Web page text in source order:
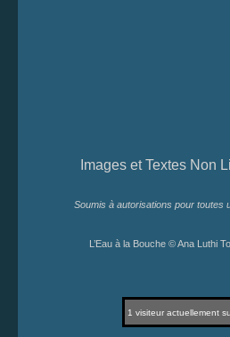
Images et Textes Non
Soumis à autorisations pour toutes
L’Eau à la Bouche © Ana Luthi
1 visiteur actuellement